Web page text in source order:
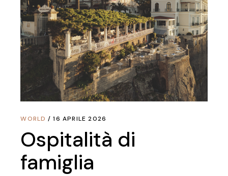
WORLD 16 APRILE 2026
Ospitalità di
famiglia